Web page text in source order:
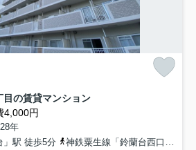
の賃貸マンション
4,000円
年
」駅 徒歩5分
神鉄粟生線「鈴蘭台西口」駅 徒歩11分